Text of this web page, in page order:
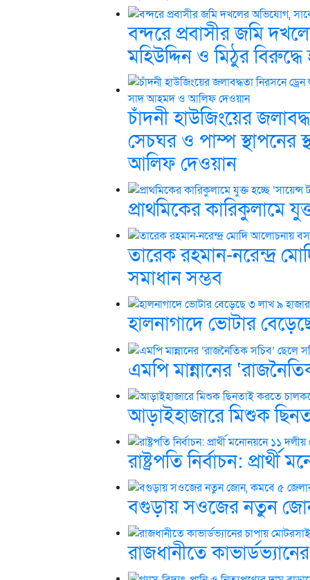
বন্দরে প্রবাসীর জমি
মহিউদ্দিন ও মিঠুর
চাঁদনী হাউজিংয়ের
সেচঘর ও পাম্প
আলিফ দেওয়ান
প্রাথমিকের কারিকুলামে
তারেক রহমান-নরেন্দ্র
সমাধান সম্ভব
হালনাগাদে ভোটার
এমপি মান্নানের
আড়াইহাজারে মিশুক
রাষ্ট্রপতি নির্বাচন:
বগুড়ায় সওজের নতুন
রাজধানীতে